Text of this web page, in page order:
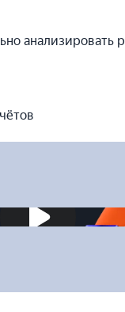
анализировать